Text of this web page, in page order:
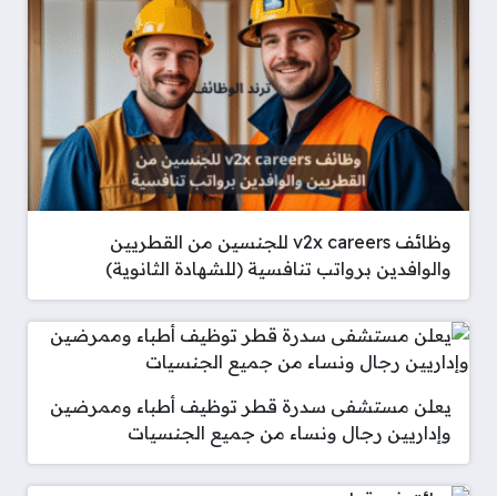
وظائف v2x careers للجنسين من القطريين
والوافدين برواتب تنافسية (للشهادة الثانوية)
يعلن مستشفى سدرة قطر توظيف أطباء وممرضين
وإداريين رجال ونساء من جميع الجنسيات